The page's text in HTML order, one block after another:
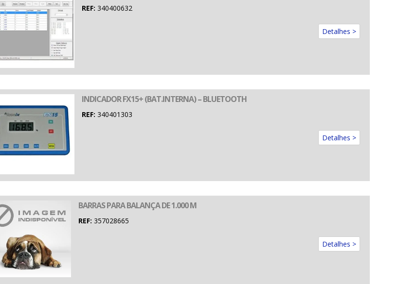
REF: 340400632
Detalhes >
INDICADOR FX15+ (BAT.INTERNA) – BLUETOOTH
REF: 340401303
Detalhes >
BARRAS PARA BALANÇA DE 1.000 M
REF: 357028665
Detalhes >